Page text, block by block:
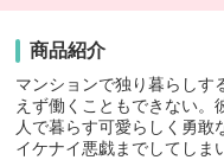
商品紹介
マンションで独り暮らしす
えず働くこともできない。
人で暮らす可愛らしく勇敢
イケナイ悪戯までしてしま